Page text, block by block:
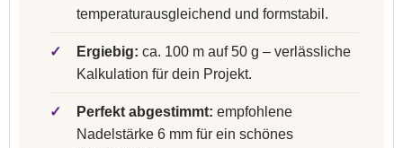
temperaturausgleichend und formstabil.
✓ Ergiebig: ca. 100 m auf 50 g – verlässliche
Kalkulation für dein Projekt.
✓ Perfekt abgestimmt: empfohlene
Nadelstärke 6 mm für ein schönes